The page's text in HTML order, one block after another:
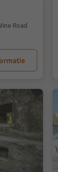
Road